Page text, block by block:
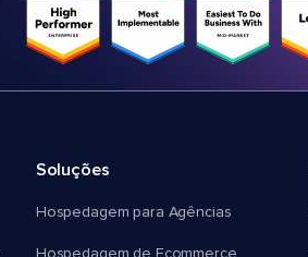
Soluções
Hospedagem para Agências